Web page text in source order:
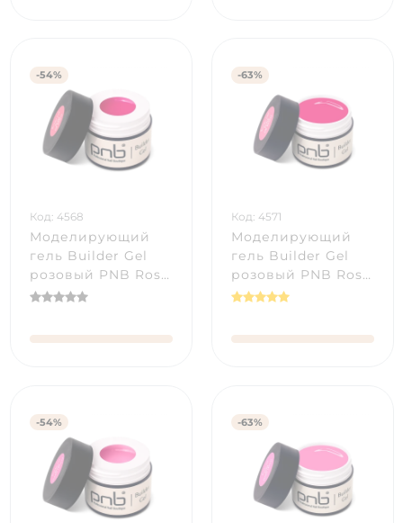
-54%
Код: 4568
Моделирующий
гель Builder Gel
розовый PNB Rose
de Resht (15 мл)
-63%
Код: 4571
Моделирующий
гель Builder Gel
розовый PNB Rose
de Resht (5 мл)
-54% -63%